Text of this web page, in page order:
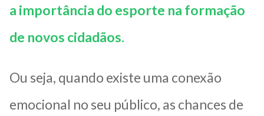
a importância do esporte na formação
de novos cidadãos.
Ou seja, quando existe uma conexão
emocional no seu público, as chances de